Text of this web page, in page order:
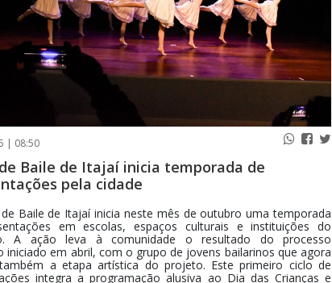
| 08:50
Baile de Itajaí inicia temporada de
pela cidade
Baile de Itajaí inicia neste mês de outubro uma temporada
em escolas, espaços culturais e instituições do
A ação leva à comunidade o resultado do processo
iniciado em abril, com o grupo de jovens bailarinos que agora
a etapa artística do projeto. Este primeiro ciclo de
integra a programação alusiva ao Dia das Crianças e